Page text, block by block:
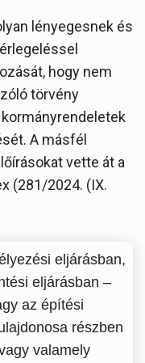
lényegesnek és
hogy nem
törvény
A másfél
vette át a
(281/2024. (IX.
eljárásban,
eljárásban –
az építési
részben
valamely